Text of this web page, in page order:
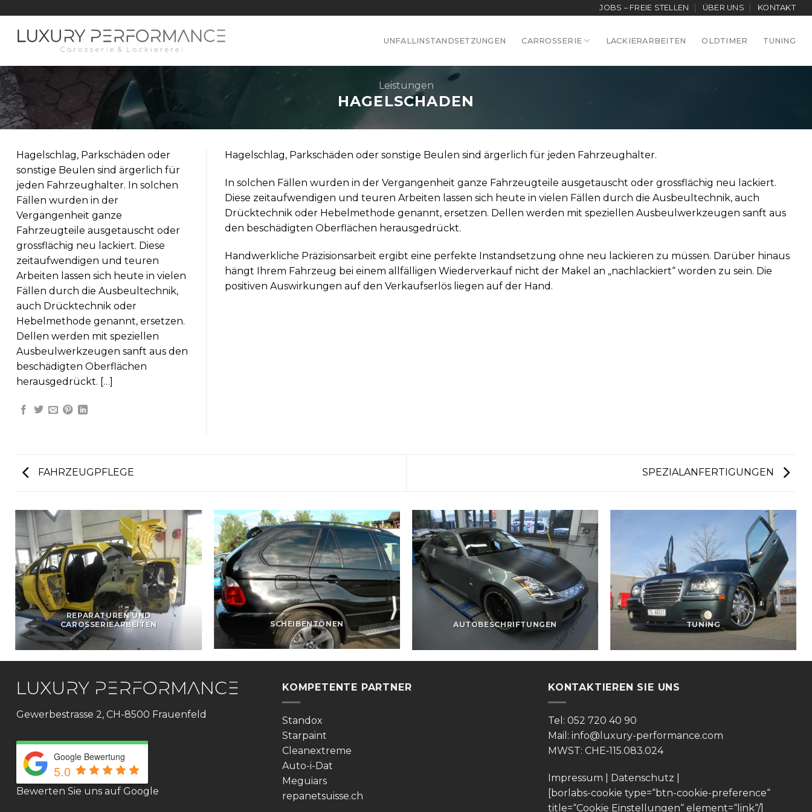
springen
JOBS – FREIE STELLEN ÜBER UNS KONTAKT
UNFALLINSTANDSETZUNGEN CARROSSERIE LACKIERARBEITEN OLDTIMER TUNING
Leistungen
HAGELSCHADEN
Hagelschlag, Parkschäden oder
sonstige Beulen sind ärgerlich für
jeden Fahrzeughalter. In solchen
Fällen wurden in der
Vergangenheit ganze
Fahrzeugteile ausgetauscht oder
grossflächig neu lackiert. Diese
zeitaufwendigen und teuren
Arbeiten lassen sich heute in vielen
Fällen durch die Ausbeultechnik,
auch Drücktechnik oder
Hebelmethode genannt, ersetzen.
Dellen werden mit speziellen
Ausbeulwerkzeugen sanft aus den
beschädigten Oberflächen
herausgedrückt. […]
Hagelschlag, Parkschäden oder sonstige Beulen sind ärgerlich für jeden Fahrzeughalter.
In solchen Fällen wurden in der Vergangenheit ganze Fahrzeugteile ausgetauscht oder grossflächig neu lackiert.
Diese zeitaufwendigen und teuren Arbeiten lassen sich heute in vielen Fällen durch die Ausbeultechnik, auch
Drücktechnik oder Hebelmethode genannt, ersetzen. Dellen werden mit speziellen Ausbeulwerkzeugen sanft aus
den beschädigten Oberflächen herausgedrückt.
Handwerkliche Präzisionsarbeit ergibt eine perfekte Instandsetzung ohne neu lackieren zu müssen. Darüber hinaus
hängt Ihrem Fahrzeug bei einem allfälligen Wiederverkauf nicht der Makel an „nachlackiert“ worden zu sein. Die
positiven Auswirkungen auf den Verkaufserlös liegen auf der Hand.
FAHRZEUGPFLEGE SPEZIALANFERTIGUNGEN
REPARATUREN UND
CAROSSERIEARBEITEN
SCHEIBENTÖNEN AUTOBESCHRIFTUNGEN TUNING
Gewerbestrasse 2, CH-8500 Frauenfeld
Google Bewertung
5.0
Bewerten Sie uns auf Google
KOMPETENTE PARTNER
Standox
Starpaint
Cleanextreme
Auto-i-Dat
Meguiars
repanetsuisse.ch
KONTAKTIEREN SIE UNS
Tel: 052 720 40 90
Mail: info@luxury-performance.com
MWST: CHE‑115.083.024
Impressum Datenschutz
[borlabs-cookie type=“btn-cookie-preference“
title=“Cookie Einstellungen“ element=“link“/]